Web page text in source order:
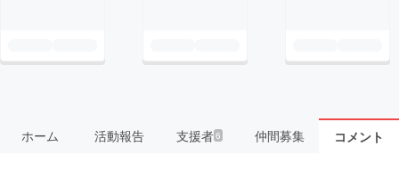
ホーム 活動報告 支援者6 仲間募集 コメント